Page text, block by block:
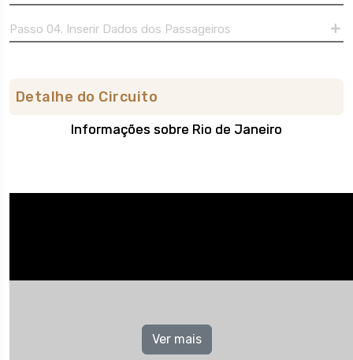
Passo 04. Inserir Dados dos Passageiros
Detalhe do Circuito
Informações sobre Rio de Janeiro
Ver mais